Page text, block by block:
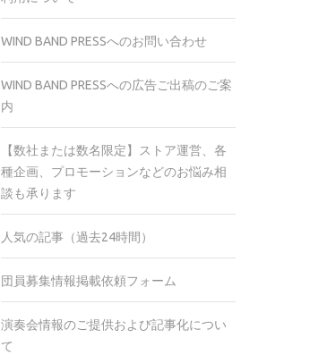
WIND BAND PRESSへのお問い合わせ
WIND BAND PRESSへの広告ご出稿のご案
内
【数社または数名限定】ストア運営、各
種企画、プロモーションなどのお悩み相
談も承ります
人気の記事（過去24時間）
団員募集情報掲載依頼フォーム
演奏会情報のご提供および記事化につい
て